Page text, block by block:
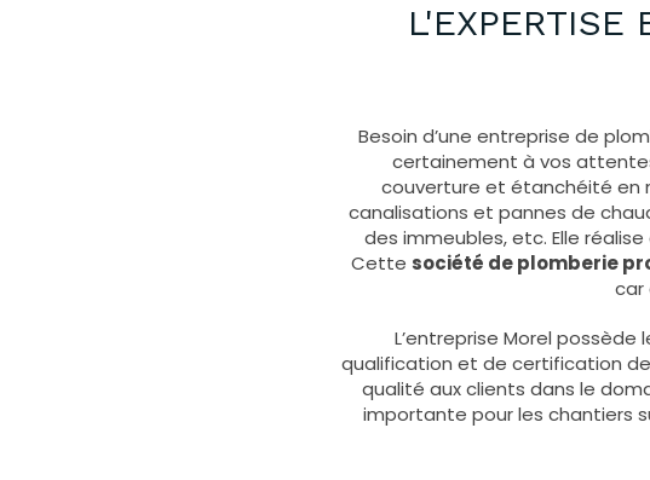
L'EXPERTISE
Besoin d’une entreprise de
certainement à vos
couverture et étanchéité en
canalisations et pannes de
des immeubles, etc. Elle
Cette société de plomberie
car
L’entreprise Morel
qualification et de certification
qualité aux clients dans le
importante pour les chantiers